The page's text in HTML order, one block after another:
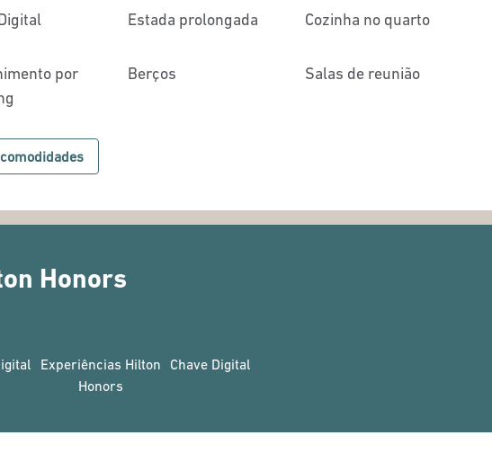
Estada prolongada Cozinha no quarto
por
Berços Salas de reunião
Honors
Experiências Hilton
Honors
Chave Digital